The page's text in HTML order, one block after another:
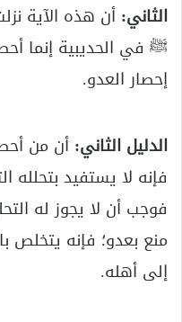
الثاني: أن هذه الآية
ﷺ في الحديبية إنما
إحصار العدو.
الدليل الثاني: أن من
فإنه لا يستفيد
فوجب أن لا يجوز له
منع بعدو؛ فإنه يتخلص
إلى أهله.